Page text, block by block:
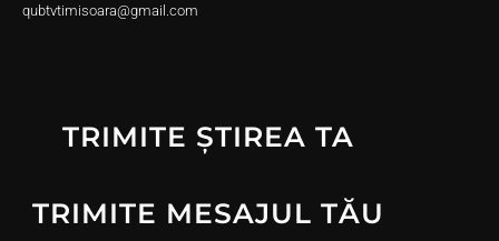
qubtvtimisoara@gmail.com
TRIMITE ȘTIREA TA
TRIMITE MESAJUL TĂU